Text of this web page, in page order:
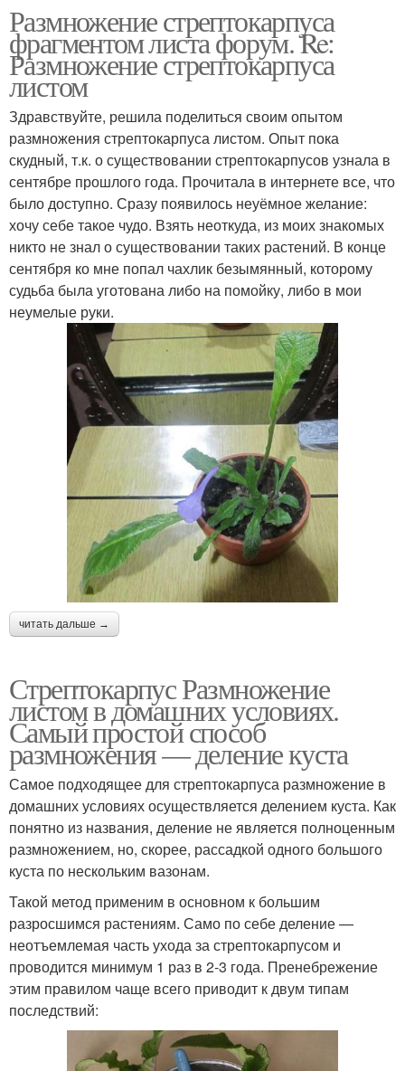
Размножение стрептокарпуса
фрагментом листа форум. Re:
Размножение стрептокарпуса
листом
Здравствуйте, решила поделиться своим опытом
размножения стрептокарпуса листом. Опыт пока
скудный, т.к. о существовании стрептокарпусов узнала в
сентябре прошлого года. Прочитала в интернете все, что
было доступно. Сразу появилось неуёмное желание:
хочу себе такое чудо. Взять неоткуда, из моих знакомых
никто не знал о существовании таких растений. В конце
сентября ко мне попал чахлик безымянный, которому
судьба была уготована либо на помойку, либо в мои
неумелые руки.
читать дальше →
Стрептокарпус Размножение
листом в домашних условиях.
Самый простой способ
размножения — деление куста
Самое подходящее для стрептокарпуса размножение в
домашних условиях осуществляется делением куста. Как
понятно из названия, деление не является полноценным
размножением, но, скорее, рассадкой одного большого
куста по нескольким вазонам.
Такой метод применим в основном к большим
разросшимся растениям. Само по себе деление —
неотъемлемая часть ухода за стрептокарпусом и
проводится минимум 1 раз в 2-3 года. Пренебрежение
этим правилом чаще всего приводит к двум типам
последствий: